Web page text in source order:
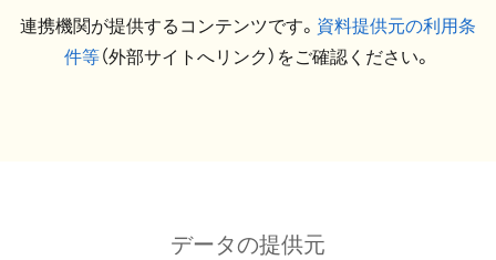
連携機関が提供するコンテンツです。 資料提供元の利用条
件等（外部サイトへリンク）をご確認ください。
データの提供元